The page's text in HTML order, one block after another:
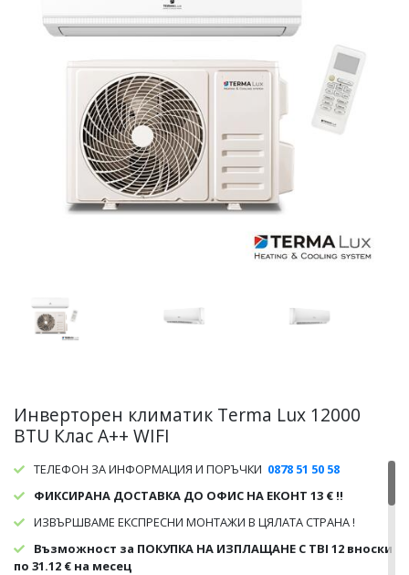
Инверторен климатик Terma Lux 12000
BTU Клас А++ WIFI
ТЕЛЕФОН ЗА ИНФОРМАЦИЯ И ПОРЪЧКИ 0878 51 50 58
ФИКСИРАНА ДОСТАВКА ДО ОФИС НА ЕКОНТ 13 € !!
ИЗВЪРШВАМЕ ЕКСПРЕСНИ МОНТАЖИ В ЦЯЛАТА СТРАНА !
Възможност за ПОКУПКА НА ИЗПЛАЩАНЕ С TBI 12 вноски
по 31.12 € на месец